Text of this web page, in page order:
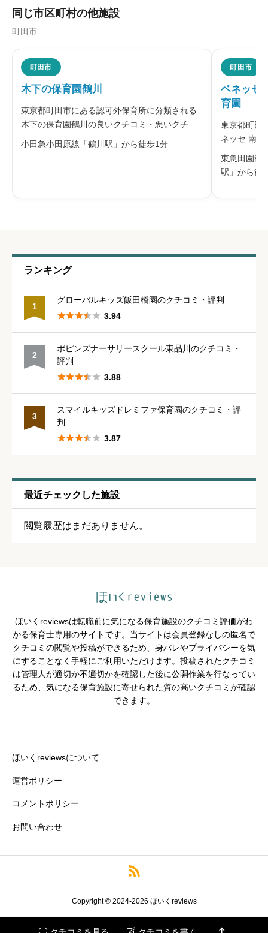
ニックネーム
※本名や誤解される名前の使用はご遠慮ください。
必須
星の数をお選びください 
星の数をお選びください
星の数をお選びください
通いやすさ 必須
星の数をお選びください 
シフトの融通 必須
星の数をお選びください 
残業・持ち帰り仕事の少なさ
クチコミのタイトル
※園の評価がわかりやすいタイトルがおすすめです。
クチコミ内容 必須
同じ市区町村の他施設
町田市
町田市
木下の保育園鶴川
東京都町田市にある認可外保育所に分類される
木下の保育園鶴川の良いクチコミ・悪いクチコ
ミを合わせて評判をご紹介します。お天気の良
い日は散歩に出かけて電車に手を振り、室内で
小田急小田原線「鶴川駅」から徒歩1分
町田市
ベネッセ
育園
東京都町田
ネッセ 南町
クチコミ・
介します。
する株式会
東急田園都
駅」から徒
ランキング
1
グローバルキッズ飯田橋園のクチコミ・評判
 3.94
2
ポピンズナーサリースクール東品川のクチコミ・
評判
 3.88
3
スマイルキッズドレミファ保育園のクチコミ・評
判
 3.87
最近チェックした施設
閲覧履歴はまだありません。
ほいくreviewsは転職前に気になる保育施設のクチコミ評価がわ
かる保育士専用のサイトです。当サイトは会員登録なしの匿名で
クチコミの閲覧や投稿ができるため、身バレやプライバシーを気
にすることなく手軽にご利用いただけます。投稿されたクチコミ
は管理人が適切か不適切かを確認した後に公開作業を行なってい
るため、気になる保育施設に寄せられた質の高いクチコミが確認
できます。
ほいくreviewsについて
運営ポリシー
コメントポリシー
お問い合わせ
Copyright © 2024-2026 ほいくreviews